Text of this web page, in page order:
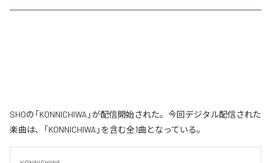
SHOの「KONNICHIWA」が配信開始された。今回デジタル配信された
楽曲は、「KONNICHIWA」を含む全1曲となっている。